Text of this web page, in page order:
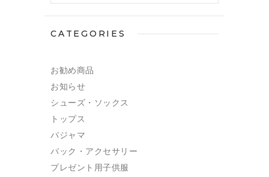
CATEGORIES
お勧め商品
お知らせ
シューズ・ソックス
トップス
パジャマ
バック・アクセサリー
プレゼント用子供服